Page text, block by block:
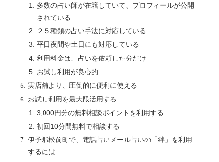
多数の占い師が在籍していて、プロフィールが公開
されている
２５種類の占い手法に対応している
平日夜間や土日にも対応している
利用料金は、占いを依頼した分だけ
お試し利用が良心的
実店舗より、圧倒的に便利に使える
お試し利用を最大限活用する
3,000円分の無料相談ポイントを利用する
初回10分間無料で相談する
伊予郡松前町で、電話占いメール占いの「絆」を利用
するには